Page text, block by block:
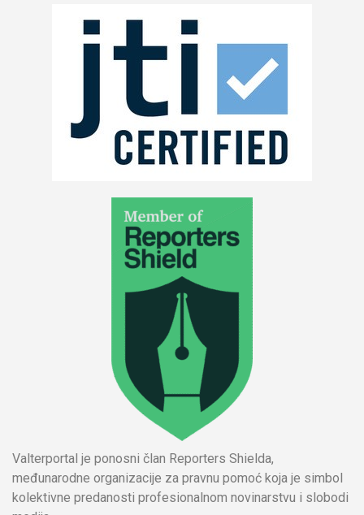
Valterportal je ponosni član Reporters Shielda,
međunarodne organizacije za pravnu pomoć koja je simbol
kolektivne predanosti profesionalnom novinarstvu i slobodi